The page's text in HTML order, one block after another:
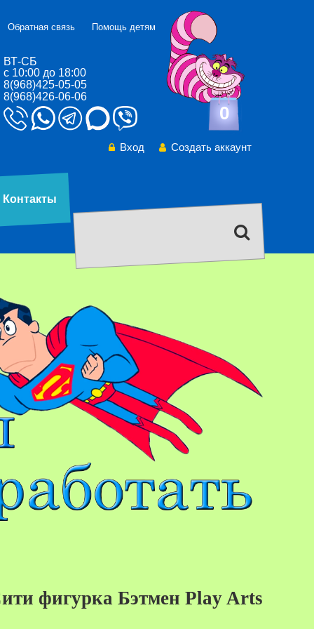
ВТ-СБ
с 10:00 до 18:00
8(968)425-05-05
8(968)426-06-06
Обратная связь Помощь детям
0
Вход Создать аккаунт
Контакты
фигурка Бэтмен Play Arts